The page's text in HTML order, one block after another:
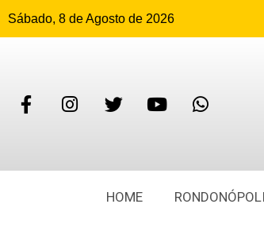
Sábado, 8 de Agosto de 2026
HOME